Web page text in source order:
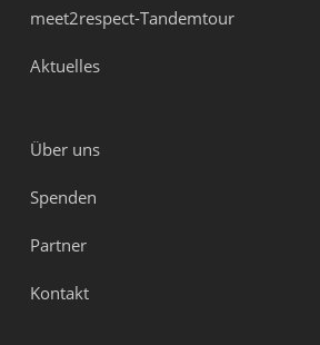
meet2respect-Tandemtour
Aktuelles
Über uns
Spenden
Partner
Kontakt